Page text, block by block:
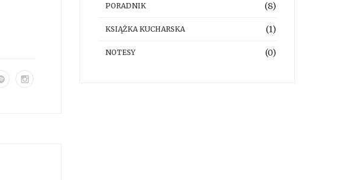
PORADNIK (8)
KSIĄŻKA KUCHARSKA (1)
NOTESY (0)